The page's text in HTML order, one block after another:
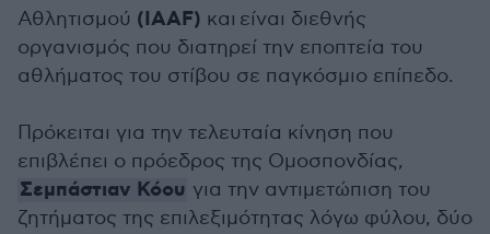
Αθλητισμού (IAAF) και είναι διεθνής
οργανισμός που διατηρεί την εποπτεία του
αθλήματος του στίβου σε παγκόσμιο επίπεδο.
Πρόκειται για την τελευταία κίνηση που
επιβλέπει ο πρόεδρος της Ομοσπονδίας,
Σεμπάστιαν Κόου για την αντιμετώπιση του
ζητήματος της επιλεξιμότητας λόγω φύλου, δύο